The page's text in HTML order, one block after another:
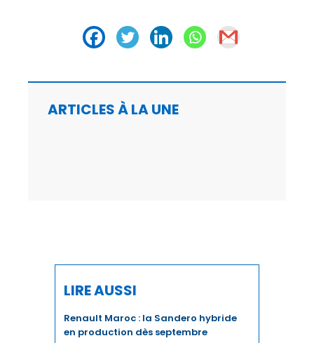
ARTICLES À LA UNE
LIRE AUSSI
Renault Maroc : la Sandero hybride
en production dès septembre